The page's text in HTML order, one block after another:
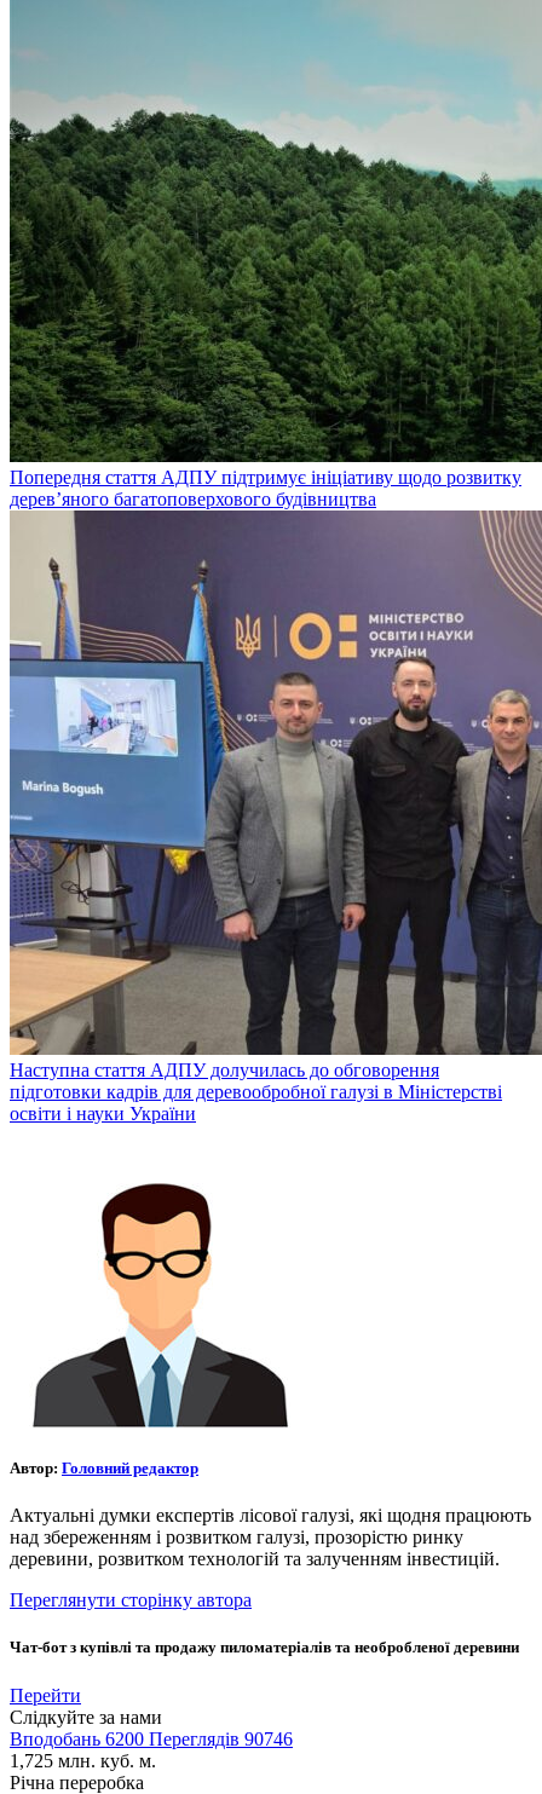
Попередня стаття АДПУ підтримує ініціативу щодо розвитку
дерев’яного багатоповерхового будівництва
Наступна стаття АДПУ долучилась до обговорення
підготовки кадрів для деревообробної галузі в Міністерстві
освіти і науки України
Автор: Головний редактор
Актуальні думки експертів лісової галузі, які щодня працюють
над збереженням і розвитком галузі, прозорістю ринку
деревини, розвитком технологій та залученням інвестицій.
Переглянути сторінку автора
Чат-бот з купівлі та продажу пиломатеріалів та необробленої деревини
Перейти
Слідкуйте за нами
Вподобань 6200 Переглядів 90746
1,725 млн. куб. м.
Річна переробка